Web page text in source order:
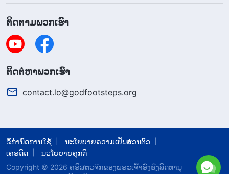
ຂ້ອຍ ແລະ ເວົ້າວ່າ: “ອັນໃດກໍ່ໄດ້”. ຈາກນັ້ນ ຜູ້ນຳໄດ້ຈັດການ
ເຮືອນຂອງພຣະເຈົ້າ. ຕົວຈິງແລ້ວຂ້ອຍຮູ້ສຶກບໍ່ດີ ແລະ ຂ້ອຍຮູ້
ວ່າບໍ່ວ່າຈະເປັນອັນໃດກໍ່ຕາມ, ຂ້ອຍບໍ່ສາມາດສືບຕໍ່ສະແດງ
ຂອງພຣະເຈົ້າໄດ້. ແຕ່ຂ້ອຍບໍ່ສາມາດກືນມັນໄດ້ແທ້ໆ. ຂ້ອຍ
ຄິດວ່າ: “ຖ້າເຈົ້າພຽງແຕ່ຟັງເອື້ອຍຫຼິວຕະຫຼອດເວລາ, ມີ
ຫຍັງທີ່ຈະຕ້ອງປຶກສາຫາລື?” ຂ້ອຍຄິດຢູ່ສະເໝີວ່າຂ້ອຍ
ຖືກຕ້ອງໃນທຸກໆຢ່າງ, ສະນັ້ນ ໃນການສົນທະນາວຽກສອງ
ສາມຄັ້ງຕໍ່ໄປ ຂ້ອຍຍຶດຕິດກັບຄວາມຄິດເຫັນຂອງຂ້ອຍເອງ
ຕິດຕາມພວກເຮົາ
​ຕິດ​ຕໍ່​ຫາ​ພວກ​ເຮົາ
contact.lo@godfootsteps.org
ຂໍ້ກຳນົດການໃຊ້
ນະໂຍບາຍຄວາມເປັນສ່ວນຕົວ
ເຄຣດິດ
ນະໂຍບາຍຄຸກກີ
Copyright © 2026 ​ຄຣິສຕະຈັກຂອງພຣະເຈົ້າອົງຊົງລິດທານຸ